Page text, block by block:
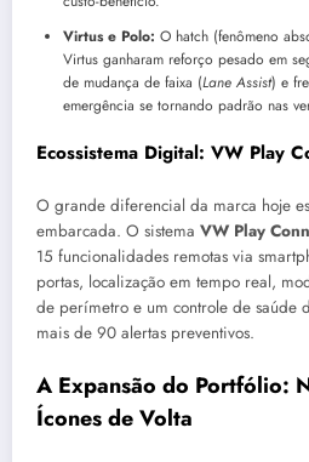
Virtus e Polo: O hatch (fenômeno
Virtus ganharam reforço pesado em
de mudança de faixa (Lane Assist) e
emergência se tornando padrão nas
Ecossistema Digital: VW Play
O grande diferencial da marca hoje
embarcada. O sistema VW Play
15 funcionalidades remotas via
portas, localização em tempo real,
de perímetro e um controle de saúde
mais de 90 alertas preventivos.
A Expansão do Portfólio:
Ícones de Volta